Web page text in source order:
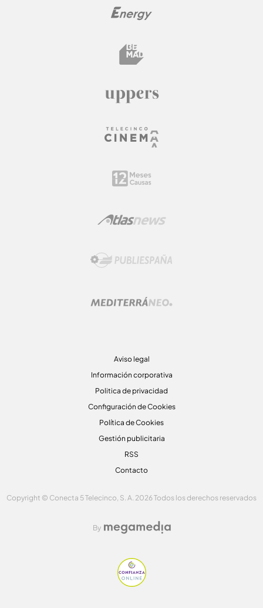
Aviso legal
Información corporativa
Politica de privacidad
Configuración de Cookies
Política de Cookies
Gestión publicitaria
RSS
Contacto
Copyright © Conecta 5 Telecinco, S. A. 2026 Todos los derechos reservados
By